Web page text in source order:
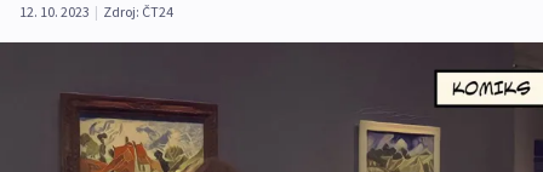
12. 10. 2023 | Zdroj: ČT24